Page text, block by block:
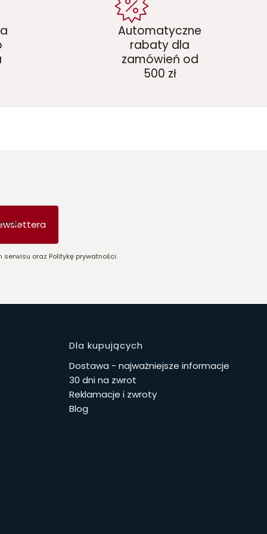
Automatyczne
rabaty dla
zamówień od
500 zł
mail
serwisu oraz Politykę prywatności.
Dla kupujących
Dostawa - najważniejsze informacje
30 dni na zwrot
Reklamacje i zwroty
Blog